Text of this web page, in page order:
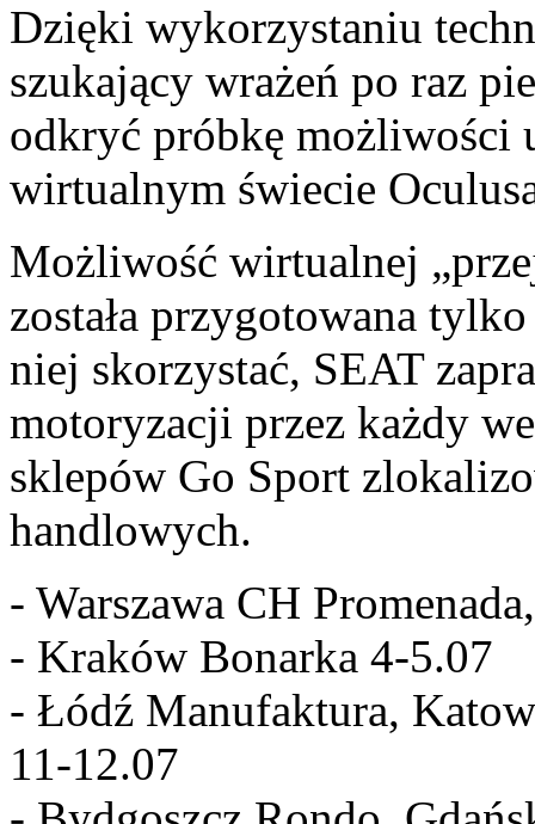
Dzięki wykorzystaniu
szukający wrażeń po raz
odkryć próbkę możliwości
wirtualnym świecie
Możliwość wirtualnej
została przygotowana
niej skorzystać, SEAT
motoryzacji przez każdy
sklepów Go Sport
handlowych.
- Warszawa CH
- Kraków Bonarka 4-5.07
- Łódź Manufaktura,
11-12.07